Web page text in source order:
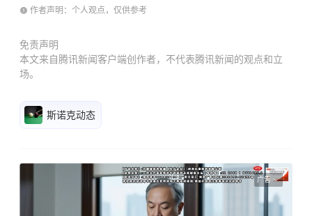
作者声明：个人观点，仅供参考
免责声明
本文来自腾讯新闻客户端创作者，不代表腾讯新闻的观点和立
场。
斯诺克动态
广告